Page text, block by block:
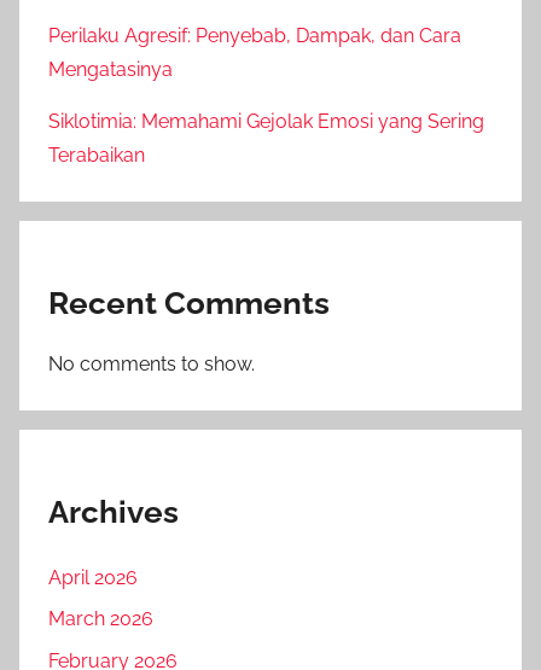
Perilaku Agresif: Penyebab, Dampak, dan Cara
Mengatasinya
Siklotimia: Memahami Gejolak Emosi yang Sering
Terabaikan
Recent Comments
No comments to show.
Archives
April 2026
March 2026
February 2026